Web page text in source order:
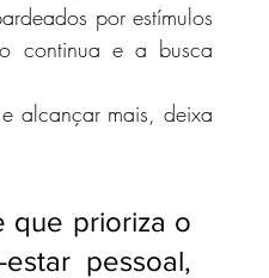
por estímulos
continua e a busca
alcançar mais, deixa
que prioriza o
pessoal,